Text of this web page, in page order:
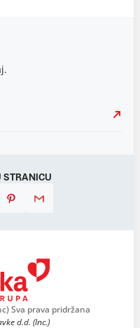
STRANICU
Sva prava pridržana
d.d. (Inc.)